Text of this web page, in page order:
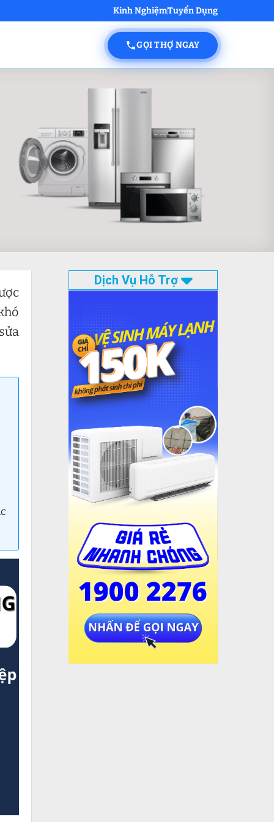
Kinh NghiệmTuyển Dụng
GỌI THỢ NGAY
Dịch Vụ Hỗ Trợ